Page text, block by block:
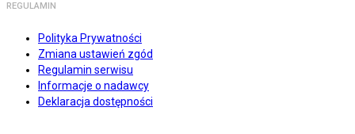
REGULAMIN
Polityka Prywatności
Zmiana ustawień zgód
Regulamin serwisu
Informacje o nadawcy
Deklaracja dostępności